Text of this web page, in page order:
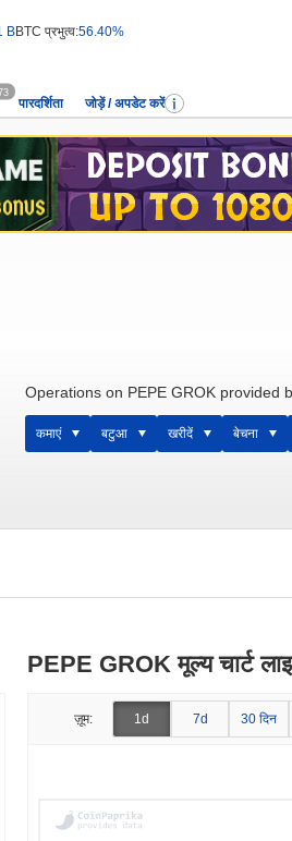
BBTC प्रभुत्व:56.40%
पारदर्शिता जोड़ें / अपडेट करें
Operations on PEPE GROK provided
कमाएं बटुआ खरीदें बेचना
PEPE GROK मूल्य चार्ट
ज़ूम: 1d 7d 30 दिन